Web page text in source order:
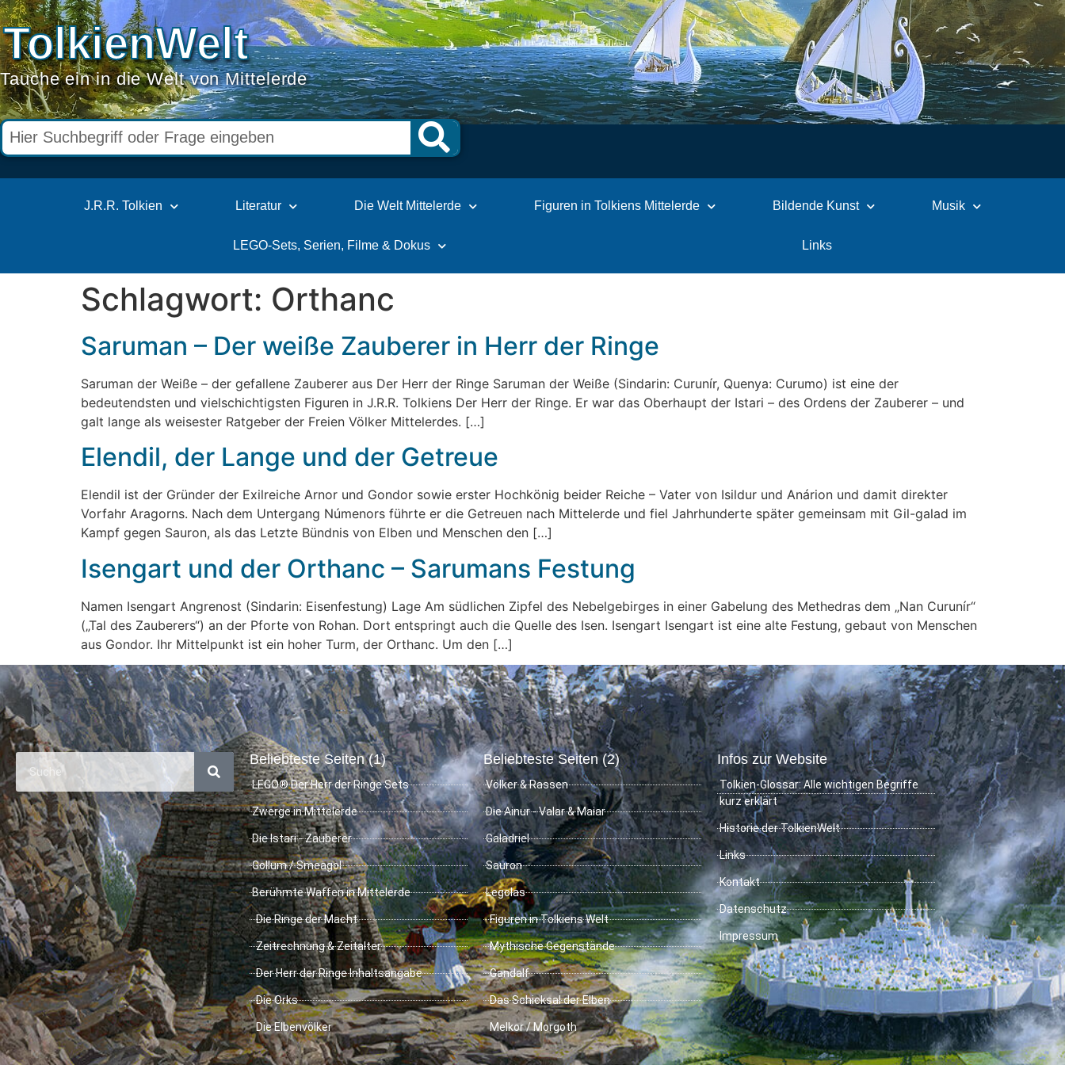
TolkienWelt
Tauche ein in die Welt von Mittelerde
J.R.R. Tolkien Literatur Die Welt Mittelerde Figuren in Tolkiens Mittelerde Bildende Kunst Musik
LEGO-Sets, Serien, Filme & Dokus Links
Schlagwort: Orthanc
Saruman – Der weiße Zauberer in Herr der Ringe
Saruman der Weiße – der gefallene Zauberer aus Der Herr der Ringe Saruman der Weiße (Sindarin: Curunír, Quenya: Curumo) ist eine der
bedeutendsten und vielschichtigsten Figuren in J.R.R. Tolkiens Der Herr der Ringe. Er war das Oberhaupt der Istari – des Ordens der Zauberer – und
galt lange als weisester Ratgeber der Freien Völker Mittelerdes. […]
Elendil, der Lange und der Getreue
Elendil ist der Gründer der Exilreiche Arnor und Gondor sowie erster Hochkönig beider Reiche – Vater von Isildur und Anárion und damit direkter
Vorfahr Aragorns. Nach dem Untergang Númenors führte er die Getreuen nach Mittelerde und fiel Jahrhunderte später gemeinsam mit Gil-galad im
Kampf gegen Sauron, als das Letzte Bündnis von Elben und Menschen den […]
Isengart und der Orthanc – Sarumans Festung
Namen Isengart Angrenost (Sindarin: Eisenfestung) Lage Am südlichen Zipfel des Nebelgebirges in einer Gabelung des Methedras dem „Nan Curunír“
(„Tal des Zauberers“) an der Pforte von Rohan. Dort entspringt auch die Quelle des Isen. Isengart Isengart ist eine alte Festung, gebaut von Menschen
aus Gondor. Ihr Mittelpunkt ist ein hoher Turm, der Orthanc. Um den […]
Beliebteste Seiten (1)
LEGO® Der Herr der Ringe Sets
Zwerge in Mittelerde
Die Istari - Zauberer
Gollum / Smeagol
Berühmte Waffen in Mittelerde
Die Ringe der Macht
Zeitrechnung & Zeitalter
Der Herr der Ringe Inhaltsangabe
Die Orks
Die Elbenvölker
Beliebteste Seiten (2)
Völker & Rassen
Die Ainur - Valar & Maiar
Galadriel
Sauron
Legolas
Figuren in Tolkiens Welt
Mythische Gegenstände
Gandalf
Das Schicksal der Elben
Melkor / Morgoth
Infos zur Website
Tolkien-Glossar: Alle wichtigen Begriffe
kurz erklärt
Historie der TolkienWelt
Links
Kontakt
Datenschutz
Impressum